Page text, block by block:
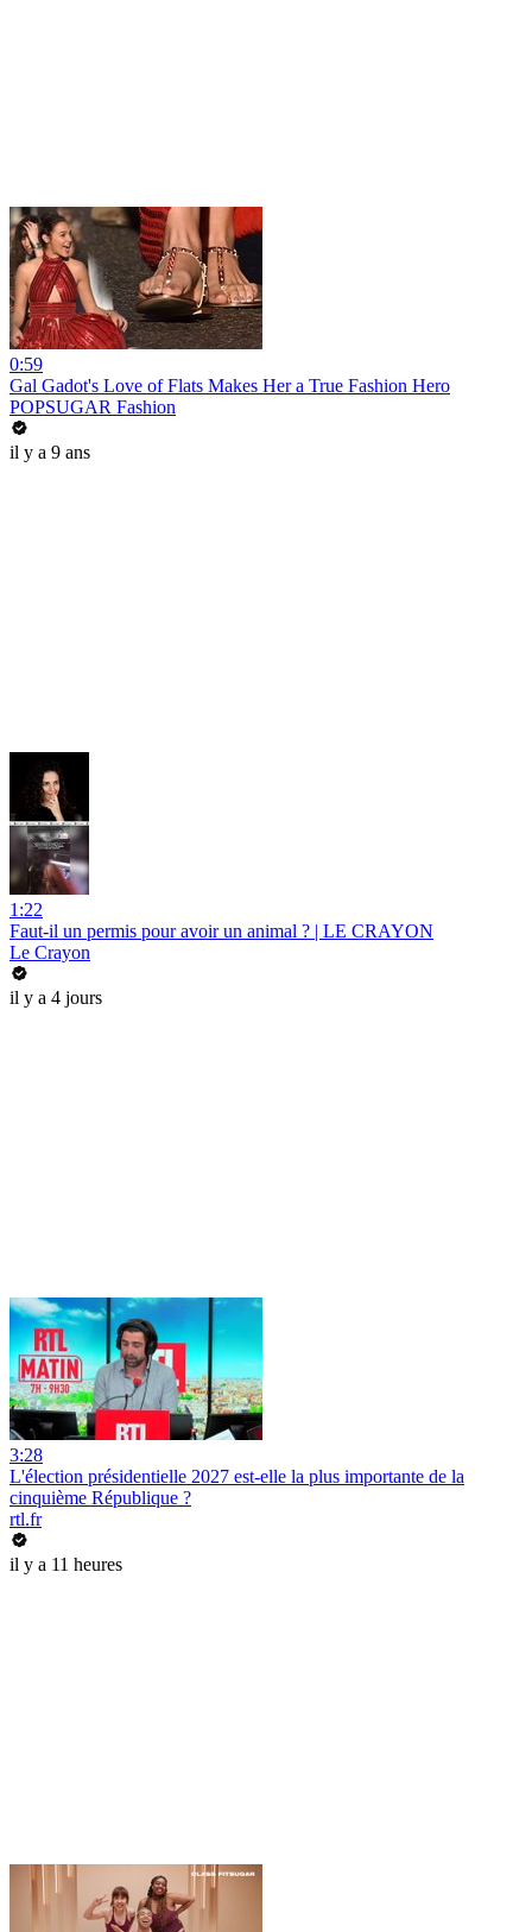
0:59
Gal Gadot's Love of Flats Makes Her a True Fashion Hero
POPSUGAR Fashion
il y a 9 ans
1:22
Faut-il un permis pour avoir un animal ? | LE CRAYON
Le Crayon
il y a 4 jours
3:28
L'élection présidentielle 2027 est-elle la plus importante de la
cinquième République ?
rtl.fr
il y a 11 heures